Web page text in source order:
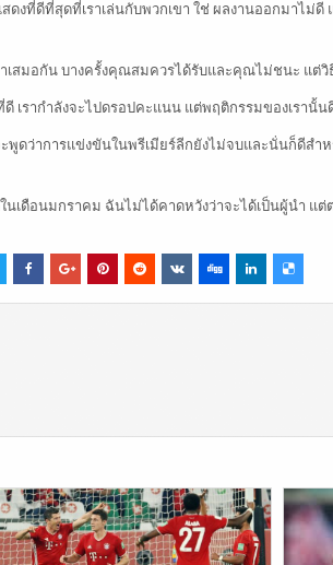
ดงที่ดีที่สุดที่เราเล่นกับพวกเขา ใช่ ผลงานออกมาไม่
าเสมอกัน บางครั้งคุณสมควรได้รับและคุณไม่ชนะ แต่
เรากำลังจะไปดรอปคะแนน แต่พฤติกรรมของเรานั้น
พูดว่าการแข่งขันในพรีเมียร์ลีกยังไม่จบและนั่นก็ดีสำ
เดือนมกราคม ฉันไม่ได้คาดหวังว่าจะได้เป็นผู้นำ แ